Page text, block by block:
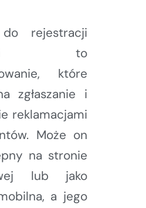
rejestracji
to
które
zgłaszanie i
reklamacjami
Może on
na stronie
lub jako
a jego